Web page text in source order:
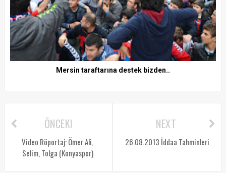
Mersin taraftarına destek bizden..
NEXT
26.08.2013 İddaa Tahminleri
ÖNCEKI
Video Röportaj: Ömer Ali,
Selim, Tolga (Konyaspor)